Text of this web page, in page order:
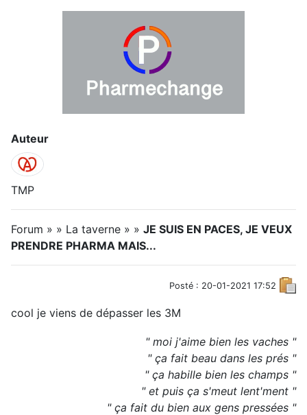
Auteur
TMP
Forum » » La taverne » » JE SUIS EN PACES, JE VEUX
PRENDRE PHARMA MAIS...
Posté : 20-01-2021 17:52
cool je viens de dépasser les 3M
" moi j'aime bien les vaches "
" ça fait beau dans les prés "
" ça habille bien les champs "
" et puis ça s'meut lent'ment "
" ça fait du bien aux gens pressées "